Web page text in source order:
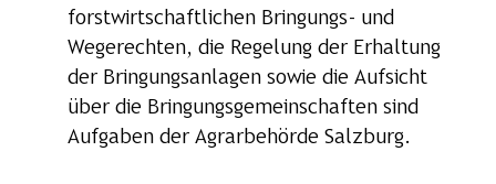
forstwirtschaftlichen Bringungs- und
Wegerechten, die Regelung der Erhaltung
der Bringungsanlagen sowie die Aufsicht
über die Bringungsgemeinschaften sind
Aufgaben der Agrarbehörde Salzburg.